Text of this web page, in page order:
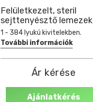
Felületkezelt, steril
sejttenyésztő lemezek
1 - 384 lyukú kivitelekben.
További információk
Ár kérése
Ajánlatkérés